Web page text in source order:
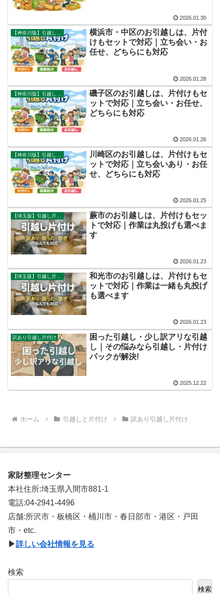
2026.01.30
【神奈川版】引越し片付け事例
横浜市・中区のお引越しは、片付
けもセットで対応｜立ち会い・お
任せ、どちらにも対応
2026.01.28
磯子区のお引越しは、片付けもセ
ットで対応｜立ち会い・お任せ、
どちらにも対応
2026.01.26
川崎区のお引越しは、片付けもセ
ットで対応｜立ち会いあり・お任
せ、どちらにも対応
2026.01.25
蕨市のお引越しは、片付けもセッ
トで対応｜作業は丸投げも選べま
す
2026.01.23
【埼玉版】引越し片付け事例
和光市のお引越しは、片付けもセ
ットで対応｜作業は一緒も丸投げ
も選べます
2026.01.23
訳あり引越し片付け
困った引越し・少し訳アリな引越
し｜その悩みなら引越し・片付け
パックが解決!
2025.12.22
ホーム 引越しと片付け 訳あり引越し片付け
家財整理センター
本社住所:埼玉県入間市881-1
電話:04-2941-4496
店舗:所沢市・板橋区・桶川市・春日部市・港区・戸田
市・etc.
▶詳しい会社情報を見る
検索
検索